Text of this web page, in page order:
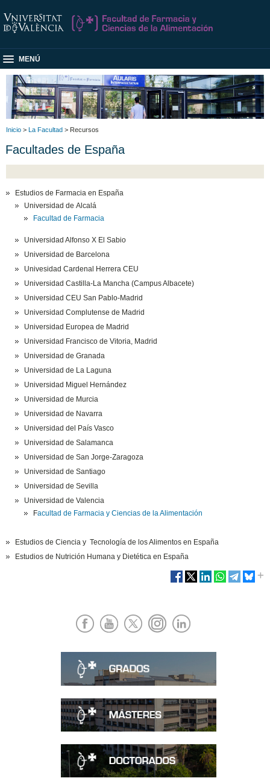
MENÚ
Inicio > La Facultad > Recursos
Facultades de España
Estudios de Farmacia en España
Universidad de Alcalá
Facultad de Farmacia
Universidad Alfonso X El Sabio
Universidad de Barcelona
Univesidad Cardenal Herrera CEU
Universidad Castilla-La Mancha (Campus Albacete)
Universidad CEU San Pablo-Madrid
Universidad Complutense de Madrid
Universidad Europea de Madrid
Universidad Francisco de Vitoria, Madrid
Universidad de Granada
Universidad de La Laguna
Universidad Miguel Hernández
Universidad de Murcia
Universidad de Navarra
Universidad del País Vasco
Universidad de Salamanca
Universidad de San Jorge-Zaragoza
Universidad de Santiago
Universidad de Sevilla
Universidad de Valencia
Facultad de Farmacia y Ciencias de la Alimentación
Estudios de Ciencia y Tecnología de los Alimentos en España
Estudios de Nutrición Humana y Dietética en España